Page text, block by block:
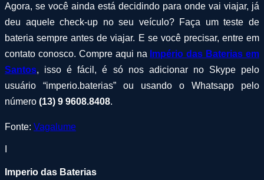
Agora, se você ainda está decidindo para onde vai viajar, já
deu aquele check-up no seu veículo? Faça um teste de
bateria sempre antes de viajar. E se você precisar, entre em
contato conosco. Compre aqui na Império das Baterias em
Santos, isso é fácil, é só nos adicionar no Skype pelo
usuário “imperio.baterias” ou usando o Whatsapp pelo
número (13) 9 9608.8408.
Fonte: Vagalume
Imperio das Baterias